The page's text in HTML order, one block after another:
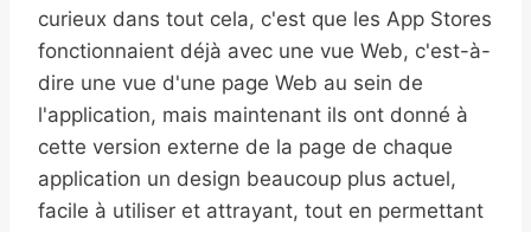
curieux dans tout cela, c'est que les App Stores
fonctionnaient déjà avec une vue Web, c'est-à-
dire une vue d'une page Web au sein de
l'application, mais maintenant ils ont donné à
cette version externe de la page de chaque
application un design beaucoup plus actuel,
facile à utiliser et attrayant, tout en permettant